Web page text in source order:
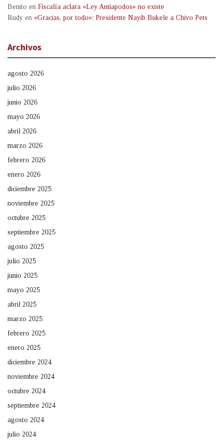
Benito en Fiscalía aclara «Ley Antiapodos» no existe
Rudy en «Gracias, por todo»: Presidente Nayib Bukele a Chivo Pets
Archivos
agosto 2026
julio 2026
junio 2026
mayo 2026
abril 2026
marzo 2026
febrero 2026
enero 2026
diciembre 2025
noviembre 2025
octubre 2025
septiembre 2025
agosto 2025
julio 2025
junio 2025
mayo 2025
abril 2025
marzo 2025
febrero 2025
enero 2025
diciembre 2024
noviembre 2024
octubre 2024
septiembre 2024
agosto 2024
julio 2024